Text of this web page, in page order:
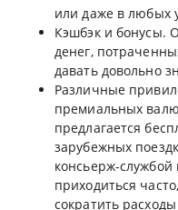
или даже в любых
Кэшбэк и бонусы.
денег,
давать довольно
Различные
премиальных
предлагается
зарубежных
консьерж-службой
приходиться
сократить